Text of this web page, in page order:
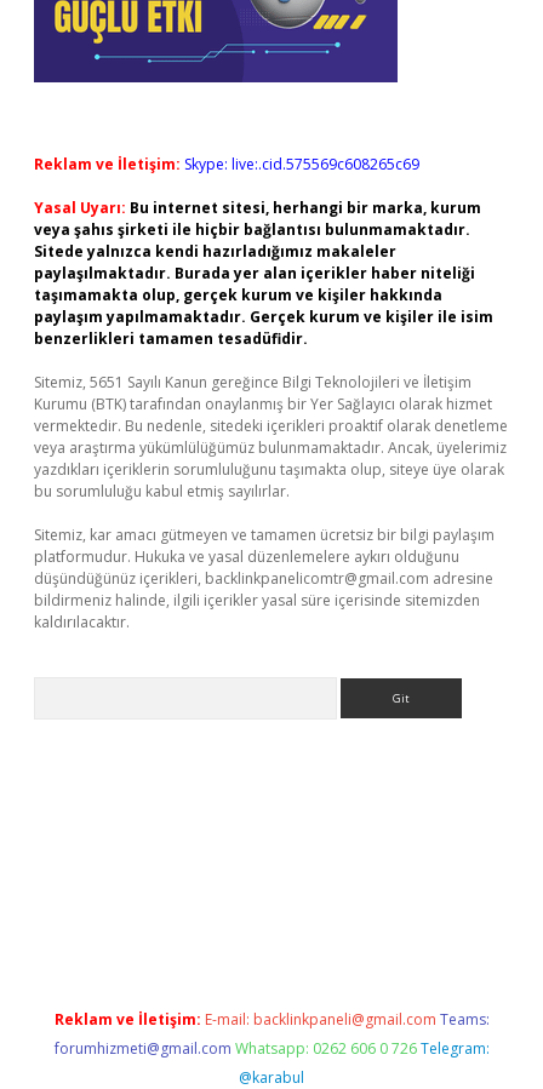
Reklam ve İletişim: Skype: live:.cid.575569c608265c69
Yasal Uyarı: Bu internet sitesi, herhangi bir marka, kurum
veya şahıs şirketi ile hiçbir bağlantısı bulunmamaktadır.
Sitede yalnızca kendi hazırladığımız makaleler
paylaşılmaktadır. Burada yer alan içerikler haber niteliği
taşımamakta olup, gerçek kurum ve kişiler hakkında
paylaşım yapılmamaktadır. Gerçek kurum ve kişiler ile isim
benzerlikleri tamamen tesadüfidir.
Sitemiz, 5651 Sayılı Kanun gereğince Bilgi Teknolojileri ve İletişim
Kurumu (BTK) tarafından onaylanmış bir Yer Sağlayıcı olarak hizmet
vermektedir. Bu nedenle, sitedeki içerikleri proaktif olarak denetleme
veya araştırma yükümlülüğümüz bulunmamaktadır. Ancak, üyelerimiz
yazdıkları içeriklerin sorumluluğunu taşımakta olup, siteye üye olarak
bu sorumluluğu kabul etmiş sayılırlar.
Sitemiz, kar amacı gütmeyen ve tamamen ücretsiz bir bilgi paylaşım
platformudur. Hukuka ve yasal düzenlemelere aykırı olduğunu
düşündüğünüz içerikleri, backlinkpanelicomtr@gmail.com adresine
bildirmeniz halinde, ilgili içerikler yasal süre içerisinde sitemizden
kaldırılacaktır.
Reklam ve İletişim: E-mail: backlinkpaneli@gmail.com Teams:
forumhizmeti@gmail.com Whatsapp: 0262 606 0 726 Telegram:
@karabul